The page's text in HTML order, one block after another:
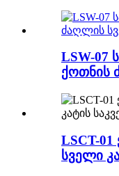
LSW-07
ქოთნის
LSCT-
სველი